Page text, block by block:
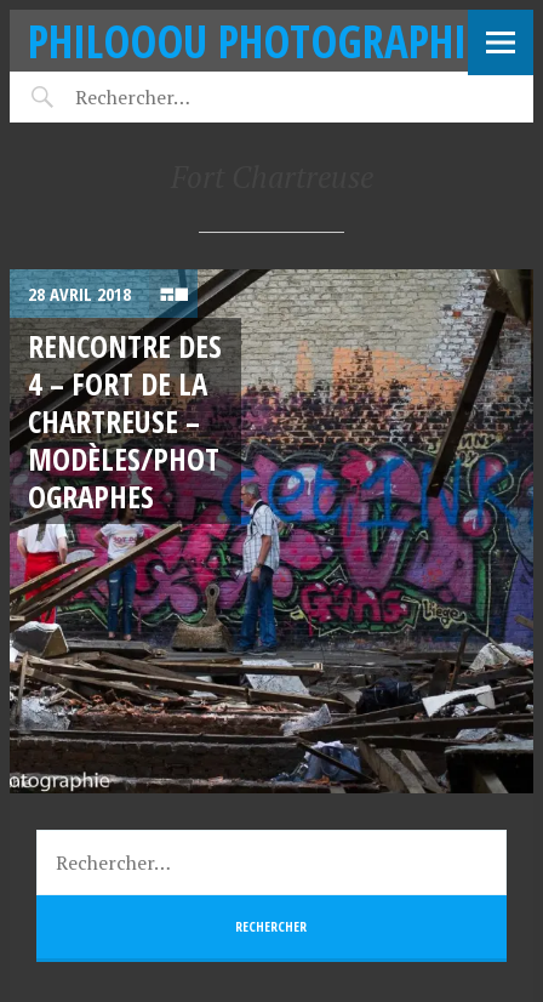
PHILOOOU PHOTOGRAPHIE
28 AVRIL 2018
RENCONTRE DES
4 – FORT DE LA
CHARTREUSE –
MODÈLES/PHOT
OGRAPHES